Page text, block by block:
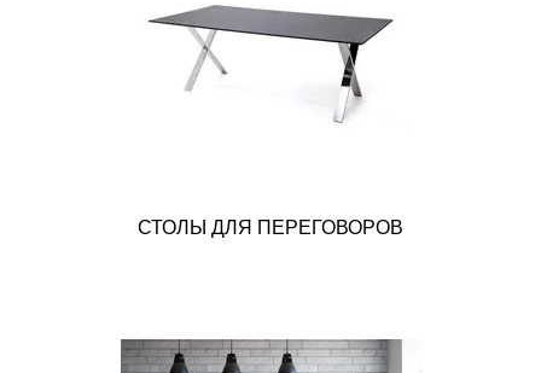
СТОЛЫ ДЛЯ ПЕРЕГОВОРОВ